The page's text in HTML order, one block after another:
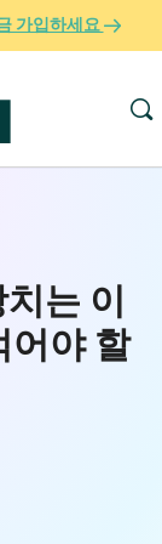
가입하세요
는 이
어야 할